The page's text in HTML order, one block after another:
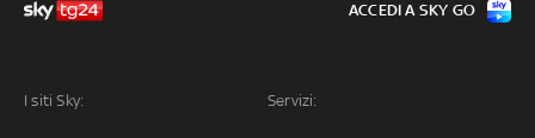
I siti Sky: Servizi:
ACCEDI A SKY GO